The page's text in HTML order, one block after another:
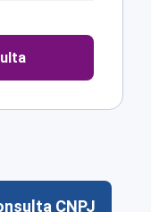
CNPJ